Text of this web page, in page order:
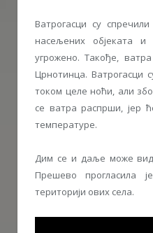
Ватрогасци су
насељених објеката
угрожено. Такође,
Црнотинца. Ватрогасци
током целе ноћи, али
се ватра распрши, јер
температуре.
Дим се и даље може
Прешево прогласила
територији ових села.